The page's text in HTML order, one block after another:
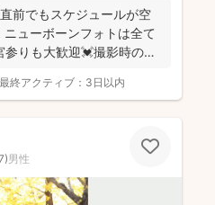
前でもスケジュールが空
ューボーンフォトは全て
りも大歓迎💓撮影時のみ
最終アクティブ： 3日以内
)男性